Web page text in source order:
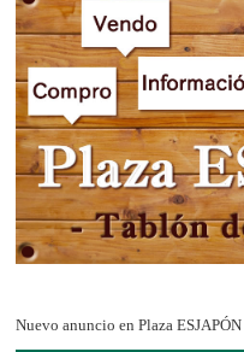
Nuevo anuncio en Plaza ESJAPÓN